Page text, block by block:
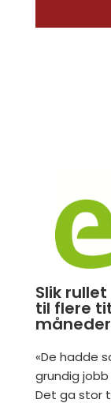
Slik
til flere
måneder​
«De hadde
grundig
Det ga stor